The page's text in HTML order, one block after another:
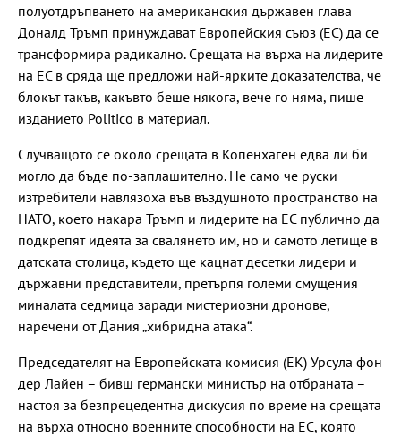
полуотдръпването на американския държавен глава
Доналд Тръмп принуждават Европейския съюз (ЕС) да се
трансформира радикално. Срещата на върха на лидерите
на ЕС в сряда ще предложи най-ярките доказателства, че
блокът такъв, какъвто беше някога, вече го няма, пише
изданието Politico в материал.
Случващото се около срещата в Копенхаген едва ли би
могло да бъде по-заплашително. Не само че руски
изтребители навлязоха във въздушното пространство на
НАТО, което накара Тръмп и лидерите на ЕС публично да
подкрепят идеята за свалянето им, но и самото летище в
датската столица, където ще кацнат десетки лидери и
държавни представители, претърпя големи смущения
миналата седмица заради мистериозни дронове,
наречени от Дания „хибридна атака“.
Председателят на Европейската комисия (ЕК) Урсула фон
дер Лайен – бивш германски министър на отбраната –
настоя за безпрецедентна дискусия по време на срещата
на върха относно военните способности на ЕС, която